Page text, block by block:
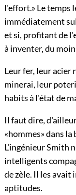
l'effort.» Le temps
immédiatement
et si, profitant de
à inventer, du
Leur fer, leur acier
minerai, leur
habits à l'état de
Il faut dire,
«hommes» dans
L'ingénieur Smith
intelligents
de zèle. Il les
aptitudes.